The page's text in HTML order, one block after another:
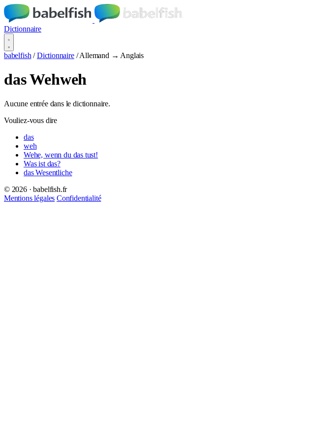
Dictionnaire
babelfish / Dictionnaire / Allemand → Anglais
das Wehweh
Aucune entrée dans le dictionnaire.
Vouliez-vous dire
das
weh
Wehe, wenn du das tust!
Was ist das?
das Wesentliche
© 2026 · babelfish.fr
Mentions légales Confidentialité